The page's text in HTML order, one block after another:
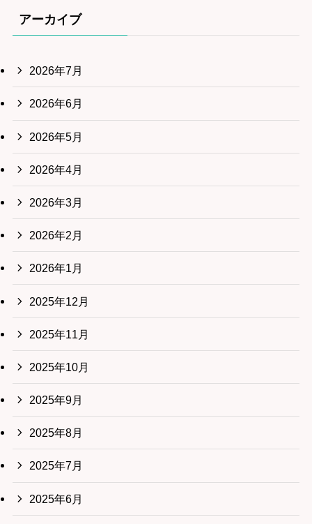
アーカイブ
2026年7月
2026年6月
2026年5月
2026年4月
2026年3月
2026年2月
2026年1月
2025年12月
2025年11月
2025年10月
2025年9月
2025年8月
2025年7月
2025年6月